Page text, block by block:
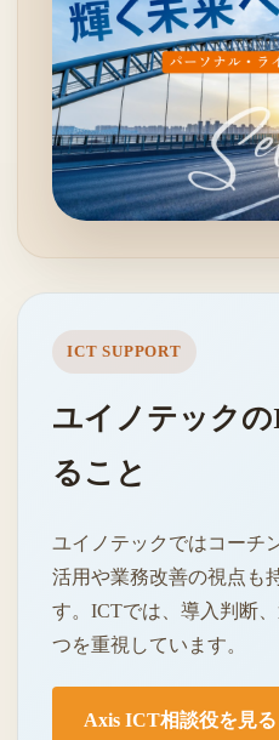
ICT SUPPORT
ユイノテック
ること
ユイノテックではコーチ
活用や業務改善の視点も
す。ICTでは、導入判断
つを重視しています。
Axis ICT相談役を見る